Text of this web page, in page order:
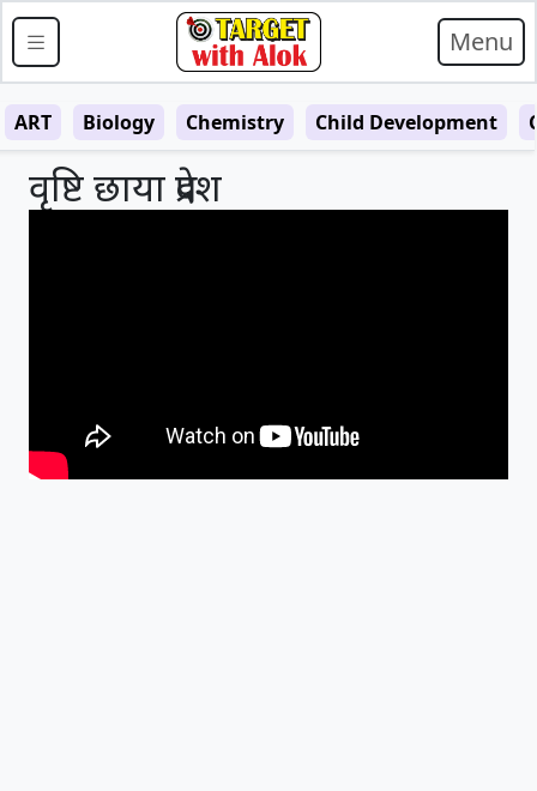
Menu
ART Biology Chemistry Child Development
वृष्टि छाया प्रदेश